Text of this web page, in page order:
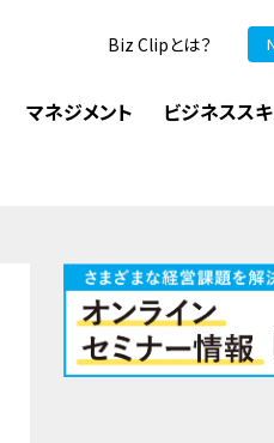
Biz Clipとは？
マネジメント ビジネスス